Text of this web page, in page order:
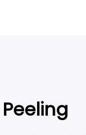
Peeling